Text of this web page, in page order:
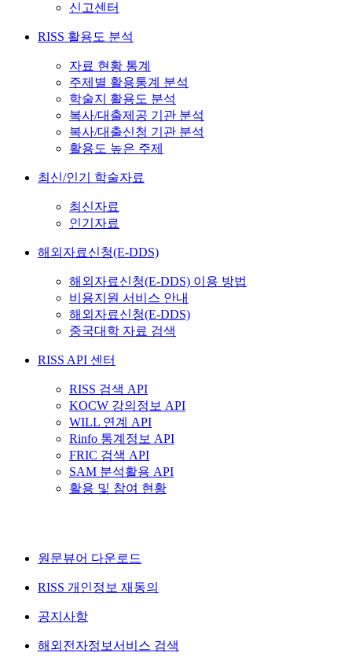
신고센터
RISS 활용도 분석
자료 현황 통계
주제별 활용통계 분석
학술지 활용도 분석
복사/대출제공 기관 분석
복사/대출신청 기관 분석
활용도 높은 주제
최신/인기 학술자료
최신자료
인기자료
해외자료신청(E-DDS)
해외자료신청(E-DDS) 이용 방법
비용지원 서비스 안내
해외자료신청(E-DDS)
중국대학 자료 검색
RISS API 센터
RISS 검색 API
KOCW 강의정보 API
WILL 연계 API
Rinfo 통계정보 API
FRIC 검색 API
SAM 분석활용 API
활용 및 참여 현황
원문뷰어 다운로드
RISS 개인정보 재동의
공지사항
해외전자정보서비스 검색